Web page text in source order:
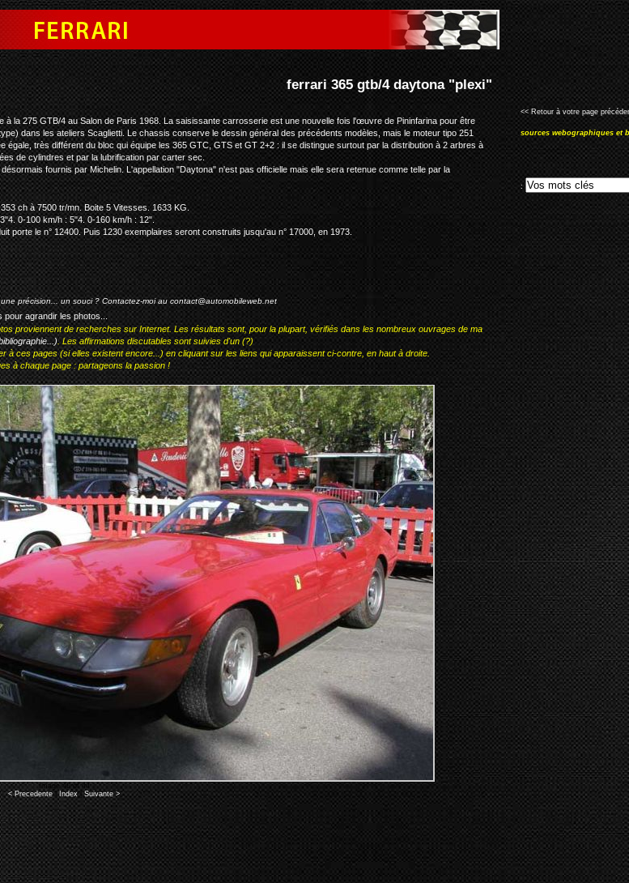
ferrari 365 gtb/4 daytona "plexi"
à la 275 GTB/4 au Salon de Paris 1968. La saisissante carrosserie est une nouvelle fois l'œuvre de Pininfarina pour être
dans les ateliers Scaglietti. Le chassis conserve le dessin général des précédents modèles, mais le moteur tipo 251
égale, très différent du bloc qui équipe les 365 GTC, GTS et GT 2+2 : il se distingue surtout par la distribution à 2 arbres à
de cylindres et par la lubrification par carter sec.
fournis par Michelin. L'appellation "Daytona" n'est pas officielle mais elle sera retenue comme telle par la
ch à 7500 tr/mn. Boite 5 Vitesses. 1633 KG.
0-100 km/h : 5"4. 0-160 km/h : 12".
porte le n° 12400. Puis 1230 exemplaires seront construits jusqu'au n° 17000, en 1973.
précision... un souci ? Contactez-moi aucontact@automobileweb.net
pour agrandir les photos...
proviennent de recherches sur Internet. Les résultats sont, pour la plupart, vérifiés dans les nombreux ouvrages de ma
. Les affirmations discutables sont suivies d'un (?)
à ces pages (si elles existent encore...) en cliquant sur les liens qui apparaissent ci-contre, en haut à droite.
à chaque page : partageons la passion !
Image 40 of 44
< Precedente| Index|Suivante >
<< Retour à votre page
sources webographiques et
: